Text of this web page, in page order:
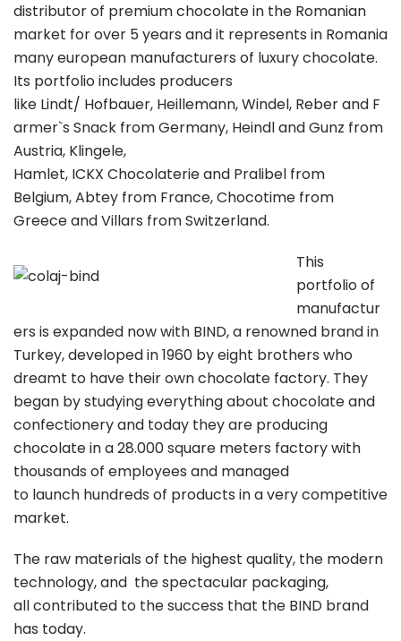
distributor of premium chocolate in the Romanian
market for over 5 years and it represents in Romania
many european manufacturers of luxury chocolate.
Its portfolio includes producers
like Lindt/ Hofbauer, Heillemann, Windel, Reber and F
armer`s Snack from Germany, Heindl and Gunz from
Austria, Klingele,
Hamlet, ICKX Chocolaterie and Pralibel from
Belgium, Abtey from France, Chocotime from
Greece and Villars from Switzerland.
This
portfolio of
manufactur
ers is expanded now with BIND, a renowned brand in
Turkey, developed in 1960 by eight brothers who
dreamt to have their own chocolate factory. They
began by studying everything about chocolate and
confectionery and today they are producing
chocolate in a 28.000 square meters factory with
thousands of employees and managed
to launch hundreds of products in a very competitive
market.
The raw materials of the highest quality, the modern
technology, and the spectacular packaging,
all contributed to the success that the BIND brand
has today.